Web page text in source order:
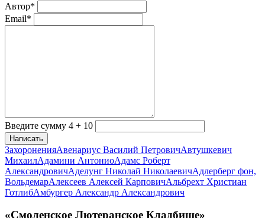
Автор*
Email*
Введите сумму 4 + 10
Написать
ЗахороненияАвенариус Василий ПетровичАвтушкевич
МихаилАдамини АнтониоАдамс Роберт
АлександровичАделунг Николай НиколаевичАдлерберг фон,
ВольдемарАлексеев Алексей КарповичАльбрехт Христиан
ГотлибАмбургер Александр Александрович
«Смоленское Лютеранское Кладбище»